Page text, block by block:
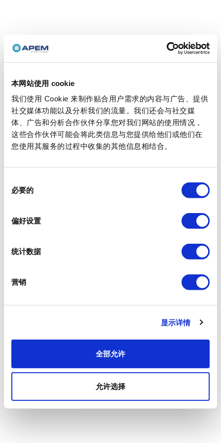
本网站使用 cookie
我们使用 Cookie 来制作贴合用户需求的内容与广告、提供
社交媒体功能以及分析我们的流量。我们还会与社交媒
体、广告和分析合作伙伴分享您对我们网站的使用情况，
这些合作伙伴可能会将此类信息与您提供给他们或他们在
您使用其服务的过程中收集的其他信息相结合。
必要的
偏好设置
统计数据
营销
显示详情
全部允许
允许选择